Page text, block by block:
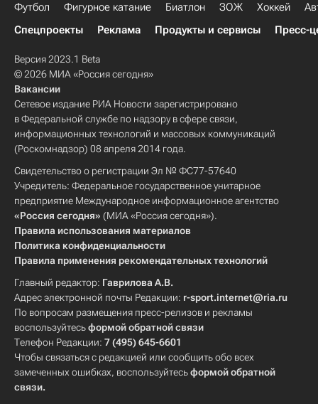
Футбол Фигурное катание Биатлон ЗОЖ Хоккей
Спецпроекты
Реклама Продукты и сервисы Пресс-
Версия 2023.1 Beta
© 2026 МИА «Россия сегодня»
Вакансии
Сетевое издание РИА Новости зарегистрировано
в Федеральной службе по надзору в сфере связи,
информационных технологий и массовых коммуникаций
(Роскомнадзор) 08 апреля 2014 года.
Свидетельство о регистрации Эл № ФС77-57640
Учредитель: Федеральное государственное унитарное
предприятие Международное информационное агентство
«Россия сегодня» (МИА «Россия сегодня»).
Правила использования материалов
Политика конфиденциальности
Правила применения рекомендательных технологий
Главный редактор: Гаврилова А.В.
Адрес электронной почты Редакции: r-sport.internet@ria.ru
По вопросам размещения пресс-релизов и рекламы
воспользуйтесьформой обратной связи
Телефон Редакции: 7 (495) 645-6601
Чтобы связаться с редакцией или сообщить обо всех
замеченных ошибках, воспользуйтесьформой обратной
связи.